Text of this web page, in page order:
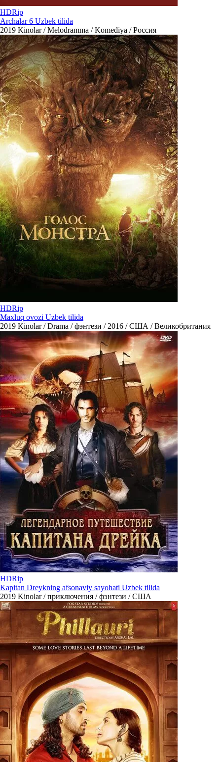
HDRip
Archalar 6 Uzbek tilida
2019 Kinolar / Melodramma / Komediya / Россия
HDRip
Maxluq ovozi Uzbek tilida
2019 Kinolar / Drama / фэнтези / 2016 / США / Великобритания
HDRip
Kapitan Dreykning afsonaviy sayohati Uzbek tilida
2019 Kinolar / приключения / фэнтези / США